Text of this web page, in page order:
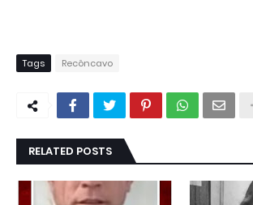
Tags Recôncavo
RELATED POSTS